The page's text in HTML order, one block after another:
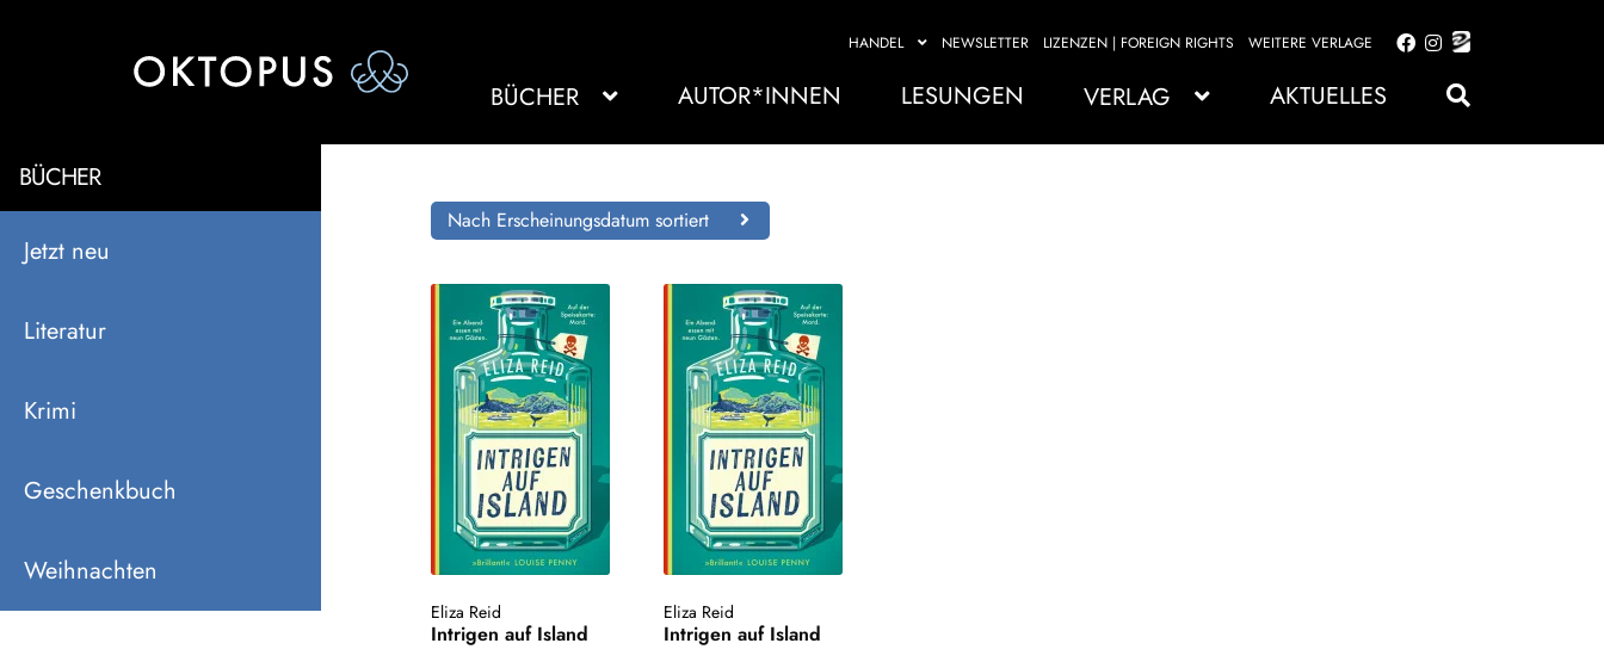
HANDEL NEWSLETTER LIZENZEN | FOREIGN RIGHTS WEITERE VERLAGE
Zur
springen
Zum
springen
BÜCHER AUTOR*INNEN LESUNGEN VERLAG AKTUELLES
BÜCHER
Jetzt neu
Literatur
Krimi
Geschenkbuch
Weihnachten
Nach Erscheinungsdatum sortiert
Eliza Reid
Intrigen auf Island
Eliza Reid
Intrigen auf Island